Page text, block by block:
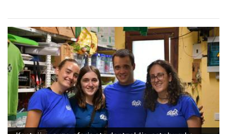
Kantujira, auzo-afaria eta dantzaldia, asteburuko
ospakizunei ekiteko